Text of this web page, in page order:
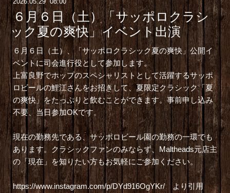
６月６日（土）「サッポロクラシ
ック夏の爽快」イベント出演
６月６日（土）、「サッポロクラシック夏の爽快」公開イ
ベントに司会進行役として参加します。
上富良野でホップのスペシャリストとして活躍するサッポ
ロビールの鯉江さんをお招きして、夏限定クラシック「夏
の爽快」をたっぷりと飲むことができます。事前申し込み
不要、当日参加OKです。
現在の勤務先である、サッポロビール園の勤務の一環でも
あります。クラシックファンのみならず、Maltheads元店主
の「現在」を知りたい方もお気軽にご参加ください。
https://www.instagram.com/p/DYd916OgYKr/より引用